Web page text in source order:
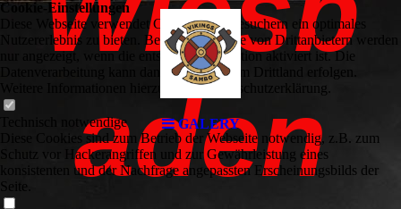
GALERY
aden
Cookie-Einstellungen
Diese Webseite verwendet Cookies, um Besuchern ein optimales
Nutzererlebnis zu bieten. Bestimmte Inhalte von Drittanbietern werden
nur angezeigt, wenn die entsprechende Option aktiviert ist. Die
Datenverarbeitung kann dann auch in einem Drittland erfolgen.
Weitere Informationen hierzu in der Datenschutzerklärung.
Technisch notwendige
Diese Cookies sind zum Betrieb der Webseite notwendig, z.B. zum
Schutz vor Hackerangriffen und zur Gewährleistung eines
konsistenten und der Nachfrage angepassten Erscheinungsbilds der
Seite.